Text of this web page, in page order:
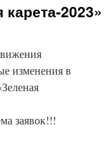
2023»
изменения в
заявок!!!